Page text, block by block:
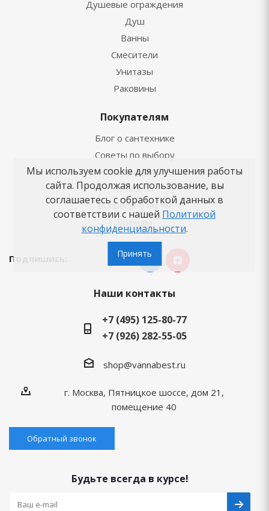
Душевые ограждения
Душ
Ванны
Смесители
Унитазы
Раковины
Покупателям
Блог о сантехнике
Советы по выбору
Как заказать
Новости
Вопросы-ответы
Подпишись:
Наши контакты
+7 (495) 125-80-77
+7 (926) 282-55-05
shop@vannabest.ru
г. Москва, Пятницкое шоссе, дом 21,
помещение 40
Обратный звонок
Будьте всегда в курсе!
Мы используем cookie для улучшения работы
сайта. Продолжая использование, вы
соглашаетесь с обработкой данных в
соответствии с нашей Политикой
конфиденциальности.
Принять